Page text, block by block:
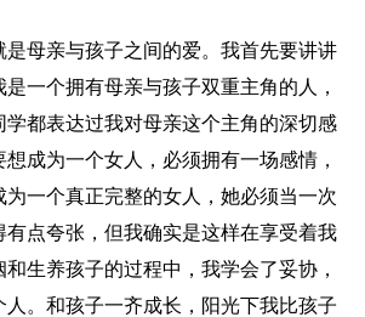
是母亲与孩子之间的爱。我首先要讲讲
一个拥有母亲与孩子双重主角的人，
都表达过我对母亲这个主角的深切感
成为一个女人，必须拥有一场感情，
一个真正完整的女人，她必须当一次
点夸张，但我确实是这样在享受着我
生养孩子的过程中，我学会了妥协，
。和孩子一齐成长，阳光下我比孩子